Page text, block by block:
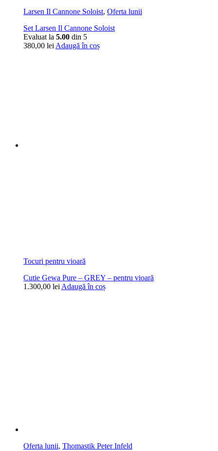
Larsen Il Cannone Soloist, Oferta lunii
Set Larsen Il Cannone Soloist
Evaluat la 5.00 din 5
380,00 lei Adaugă în coș
Tocuri pentru vioară
Cutie Gewa Pure – GREY – pentru vioară
1.300,00 lei Adaugă în coș
Oferta lunii, Thomastik Peter Infeld